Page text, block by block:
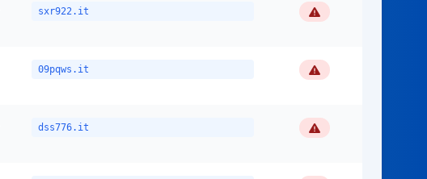
sxr922.it Flagged
09pqws.it Flagged
dss776.it Flagged